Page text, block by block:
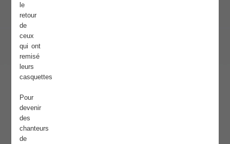
le
retour
de
ceux
qui ont
remisé
leurs
casquettes
Pour
devenir
des
chanteurs
de